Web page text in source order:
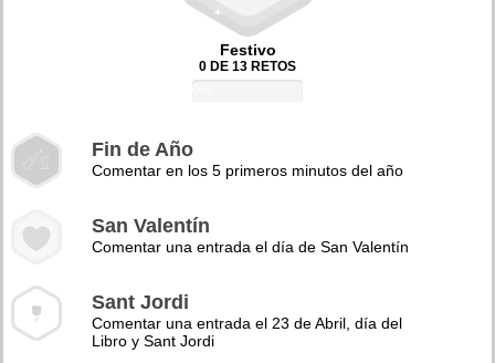
Festivo
0 DE 13 RETOS
Fin de Año
Comentar en los 5 primeros minutos del año
San Valentín
Comentar una entrada el día de San Valentín
Sant Jordi
Comentar una entrada el 23 de Abril, día del
Libro y Sant Jordi